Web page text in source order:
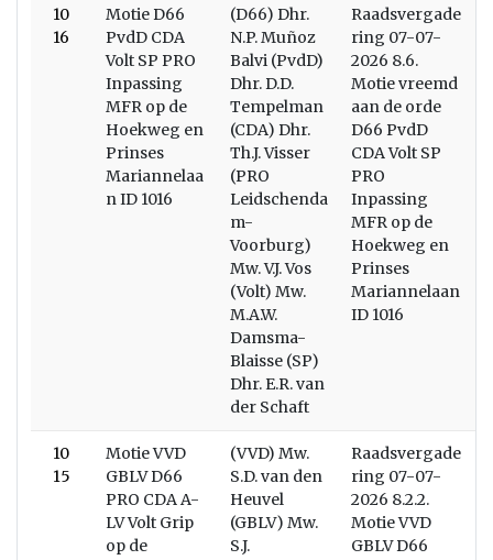
10
16
Motie D66
PvdD CDA
Volt SP PRO
Inpassing
MFR op de
Hoekweg en
Prinses
Mariannelaa
n ID 1016
(D66) Dhr.
N.P. Muñoz
Balvi (PvdD)
Dhr. D.D.
Tempelman
(CDA) Dhr.
Th.J. Visser
(PRO
Leidschenda
m-
Voorburg)
Mw. V.J. Vos
(Volt) Mw.
M.A.W.
Damsma-
Blaisse (SP)
Dhr. E.R. van
der Schaft
Raadsvergade
ring 07-07-
2026 8.6.
Motie vreemd
aan de orde
D66 PvdD
CDA Volt SP
PRO
Inpassing
MFR op de
Hoekweg en
Prinses
Mariannelaan
ID 1016
10
15
Motie VVD
GBLV D66
PRO CDA A-
LV Volt Grip
op de
(VVD) Mw.
S.D. van den
Heuvel
(GBLV) Mw.
S.J.
Raadsvergade
ring 07-07-
2026 8.2.2.
Motie VVD
GBLV D66